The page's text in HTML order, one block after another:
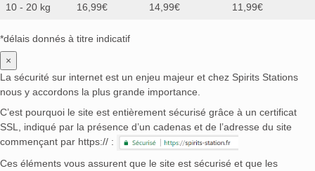
10 - 20 kg 16,99€ 14,99€ 11,99€
*délais donnés à titre indicatif
×
La sécurité sur internet est un enjeu majeur et chez Spirits Stations
nous y accordons la plus grande importance.
C’est pourquoi le site est entièrement sécurisé grâce à un certificat
SSL, indiqué par la présence d’un cadenas et de l’adresse du site
commençant par https:// :
Ces éléments vous assurent que le site est sécurisé et que les